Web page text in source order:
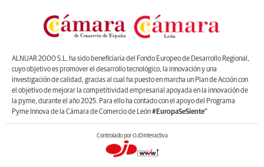
ALNUAR 2000 S.L. ha sido beneficiaria del Fondo Europeo de Desarrollo Regional,
cuyo objetivo es promover el desarrollo tecnológico, la innovación y una
investigación de calidad, gracias al cual ha puesto en marcha un Plan de Acción con
el objetivo de mejorar la competitividad empresarial apoyada en la innovación de
la pyme, durante el año 2025. Para ello ha contado con el apoyo del Programa
Pyme Innova de la Cámara de Comercio de León#EuropaSeSiente”
Controlado por OJDinteractiva